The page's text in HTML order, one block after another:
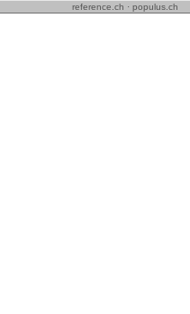
reference.ch · populus.ch